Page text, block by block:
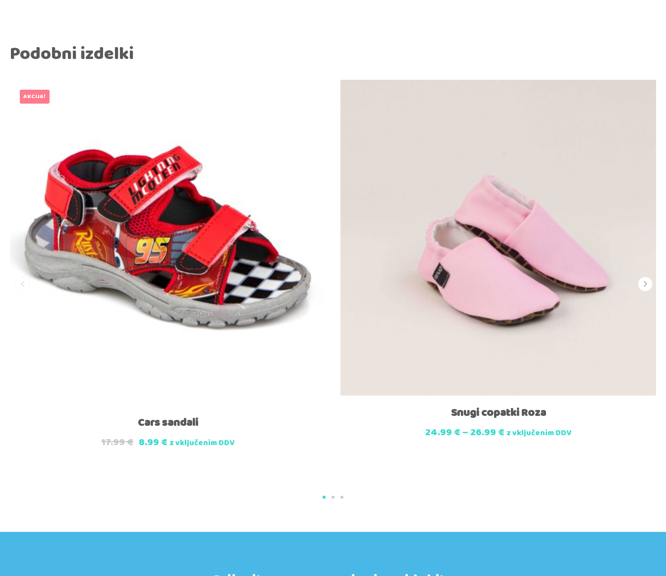
Podobni izdelki
AKCIJA!
Cars sandali
17.99€ 8.99€ z vključenim DDV
Snugi copatki Roza
24.99€–26.99€ z vključenim DDV